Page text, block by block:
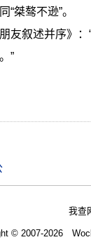
“桀骜不逊”。
友叙述并序》
”
我
© 2007-2026